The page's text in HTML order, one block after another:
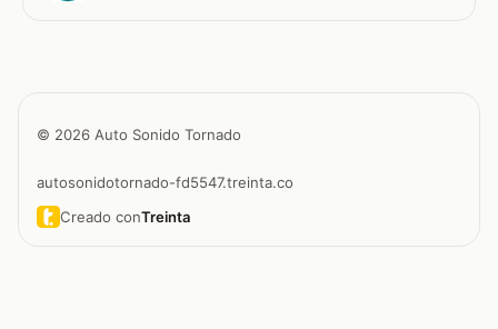
© 2026 Auto Sonido Tornado
autosonidotornado-fd5547.treinta.co
Creado conTreinta